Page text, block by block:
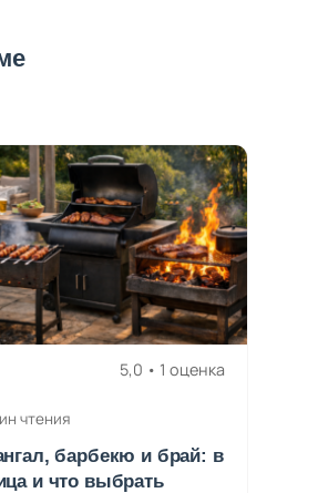
5,0 • 1 оценка
чтения
барбекю и брай: в
и что выбрать